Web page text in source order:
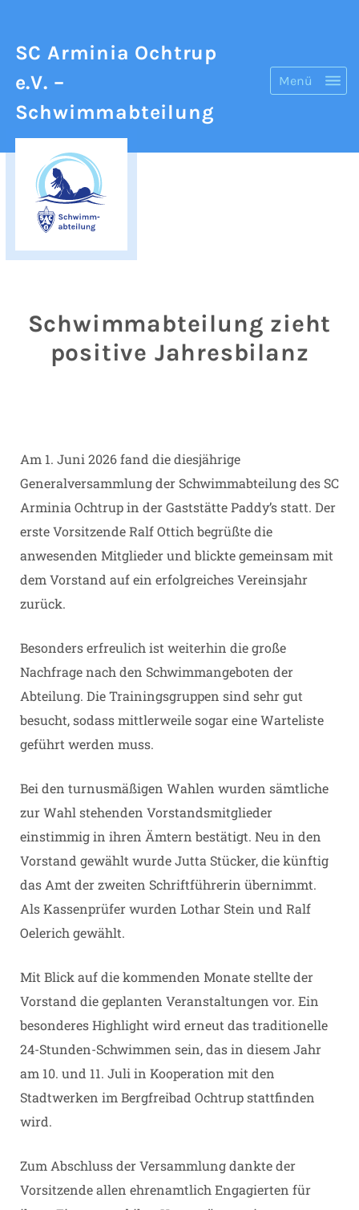
SC Arminia Ochtrup
e.V. –
Schwimmabteilung
Menü
Schwimmabteilung zieht
positive Jahresbilanz
Am 1. Juni 2026 fand die diesjährige
Generalversammlung der Schwimmabteilung des SC
Arminia Ochtrup in der Gaststätte Paddy’s statt. Der
erste Vorsitzende Ralf Ottich begrüßte die
anwesenden Mitglieder und blickte gemeinsam mit
dem Vorstand auf ein erfolgreiches Vereinsjahr
zurück.
Besonders erfreulich ist weiterhin die große
Nachfrage nach den Schwimmangeboten der
Abteilung. Die Trainingsgruppen sind sehr gut
besucht, sodass mittlerweile sogar eine Warteliste
geführt werden muss.
Bei den turnusmäßigen Wahlen wurden sämtliche
zur Wahl stehenden Vorstandsmitglieder
einstimmig in ihren Ämtern bestätigt. Neu in den
Vorstand gewählt wurde Jutta Stücker, die künftig
das Amt der zweiten Schriftführerin übernimmt.
Als Kassenprüfer wurden Lothar Stein und Ralf
Oelerich gewählt.
Mit Blick auf die kommenden Monate stellte der
Vorstand die geplanten Veranstaltungen vor. Ein
besonderes Highlight wird erneut das traditionelle
24-Stunden-Schwimmen sein, das in diesem Jahr
am 10. und 11. Juli in Kooperation mit den
Stadtwerken im Bergfreibad Ochtrup stattfinden
wird.
Zum Abschluss der Versammlung dankte der
Vorsitzende allen ehrenamtlich Engagierten für